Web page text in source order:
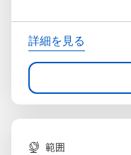
詳細を見る
範囲